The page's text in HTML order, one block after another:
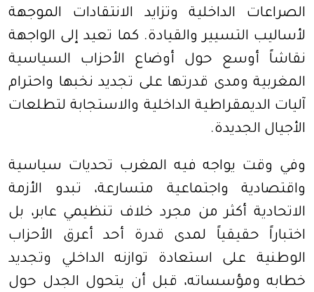
الصراعات الداخلية وتزايد الانتقادات الموجهة
لأساليب التسيير والقيادة. كما تعيد إلى الواجهة
نقاشاً أوسع حول أوضاع الأحزاب السياسية
المغربية ومدى قدرتها على تجديد نخبها واحترام
آليات الديمقراطية الداخلية والاستجابة لتطلعات
الأجيال الجديدة.
وفي وقت يواجه فيه المغرب تحديات سياسية
واقتصادية واجتماعية متسارعة، تبدو الأزمة
الاتحادية أكثر من مجرد خلاف تنظيمي عابر، بل
اختباراً حقيقياً لمدى قدرة أحد أعرق الأحزاب
الوطنية على استعادة توازنه الداخلي وتجديد
خطابه ومؤسساته، قبل أن يتحول الجدل حول